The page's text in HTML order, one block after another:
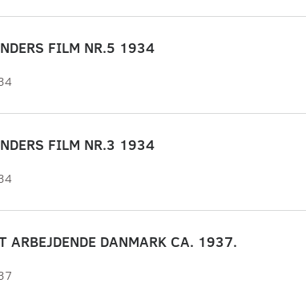
FILM NR.5 1934
FILM NR.3 1934
ARBEJDENDE DANMARK CA. 1937.